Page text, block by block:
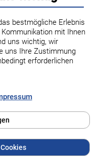
und Weinbau
10
bestmögliche Erlebnis
mit Ihnen
uns wichtig, wir
uns Ihre Zustimmung
erforderlichen